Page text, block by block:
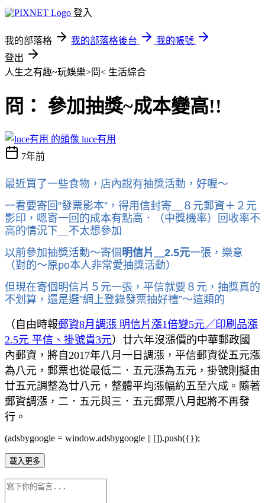
登入
我的部落格 我的部落格後台
我的帳號
登出
人生之有趣~玩娛樂>冏< 生活綜合
冏： 參加抽獎~成本變高!!
luce有用
7年前
最近買了一些食物，店內說有抽獎活動，好喔～
一看要寄回”發票影本”， 得用信封寄＿８元郵資＋２元
影印，嗯寄一回的成本有點高．（中獎機率）回收率不
高的情況下＿不太想參加
以前參加抽獎活動～寄個明信片＿2.5元一張，樂意
（對的～原po本人非常愛抽獎活動）
但現在寄個明信片５元一張， 平信就要８元，抽獎真的
不划算，還是選”網上登錄發票抽好禮”～這類的
（自由時報郵資8月調漲 明信片漲1倍變5元／印刷品漲
2.5元 平信、掛號貴3元）廿六年沒漲價的中華郵政國
內郵資，將自2017年八月一日調漲，平信郵資從五元漲
為八元，郵票也從最低二．五元漲為五元，掛號則擬由
廿五元調整為廿八元，整體平均漲幅約五至六成。隨著
郵資調漲，二．五元與三．五元郵票八月起將不再發
行。
(adsbygoogle = window.adsbygoogle || []).push({});
載入更多